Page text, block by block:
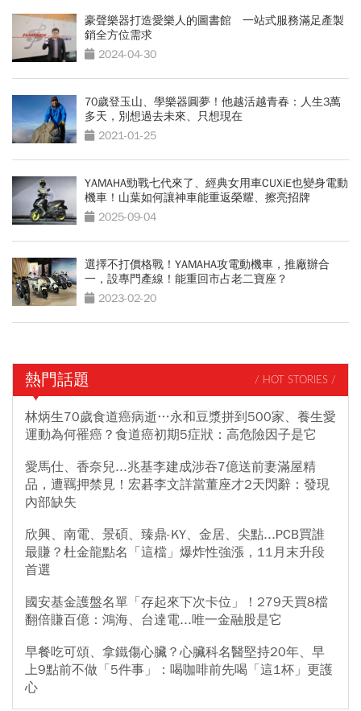
豪聲樂器打造愛樂人的圖書館 一站式服務滿足產製
銷全方位需求
2024-04-30
70歲登玉山、學樂器圓夢！他越活越青春：人生3萬
多天，別想過去未來、只想現在
2021-01-25
YAMAHA勁戰七代來了、經典女用車CUXiE也變身電動
機車！山葉如何讓神車能重返榮耀、擦亮招牌
2025-09-04
選擇不打價格戰！YAMAHA攻電動機車，推廠辦合
一，設專門產線！能重回市占老二寶座？
2023-02-20
熱門話題 / HOT STORIES /
林炳生70歲食道癌病逝…永和豆漿拼到500家、養生愛
運動為何罹癌？食道癌初期5症狀：高危險因子是它
愛馬仕、香奈兒...兆基李建成涉吞7億送前妻滿屋精
品，遭羈押禁見！宏碁李文詳當董座才2天閃辭：發現
內部缺失
欣興、南電、景碩、臻鼎-KY、金居、尖點...PCB買誰
最賺？杜金龍點名「這檔」爆炸性強漲，11月末升段
首選
國安基金護盤名單「存起來下次卡位」！279天買8檔
翻倍賺百億：鴻海、台達電...唯一金融股是它
早餐吃可頌、拿鐵傷心臟？心臟科名醫堅持20年、早
上9點前不做「5件事」：喝咖啡前先喝「這1杯」更護
心